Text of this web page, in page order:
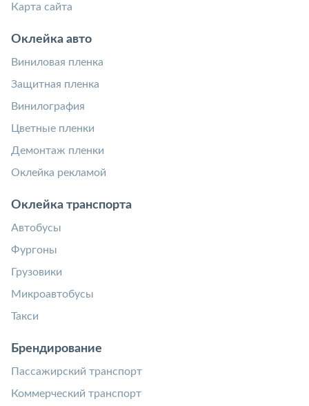
Карта сайта
Оклейка авто
Виниловая пленка
Защитная пленка
Винилография
Цветные пленки
Демонтаж пленки
Оклейка рекламой
Оклейка транспорта
Автобусы
Фургоны
Грузовики
Микроавтобусы
Такси
Брендирование
Пассажирский транспорт
Коммерческий транспорт